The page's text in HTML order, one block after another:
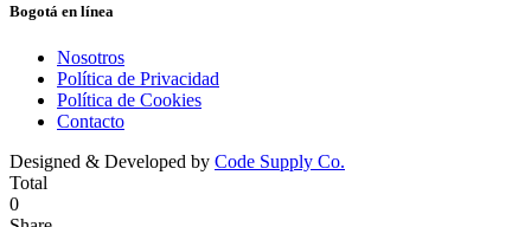
Bogotá en línea
Nosotros
Política de Privacidad
Política de Cookies
Contacto
Designed & Developed by Code Supply Co.
Total
0